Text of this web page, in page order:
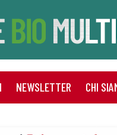
NEWSLETTER CHI